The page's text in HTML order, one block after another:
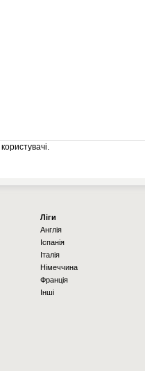
Ліги
Англія
Іспанія
Італія
Німеччина
Франція
Інші